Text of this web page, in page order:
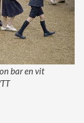
bar en vit